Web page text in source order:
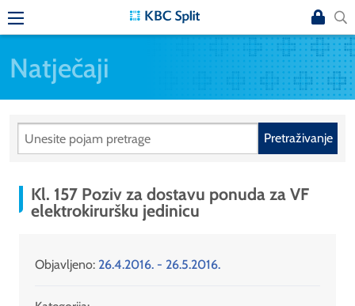
Natječaji
Pretraživanje
Kl. 157 Poziv za dostavu ponuda za VF
elektrokiruršku jedinicu
Objavljeno: 26.4.2016. - 26.5.2016.